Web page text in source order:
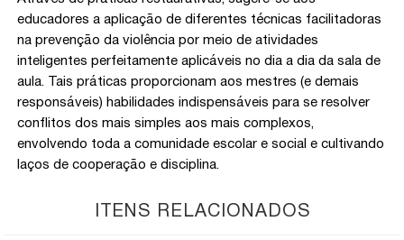
educadores a aplicação de diferentes técnicas facilitadoras
na prevenção da violência por meio de atividades
inteligentes perfeitamente aplicáveis no dia a dia da sala de
aula. Tais práticas proporcionam aos mestres (e demais
responsáveis) habilidades indispensáveis para se resolver
conflitos dos mais simples aos mais complexos,
envolvendo toda a comunidade escolar e social e cultivando
laços de cooperação e disciplina.
ITENS RELACIONADOS